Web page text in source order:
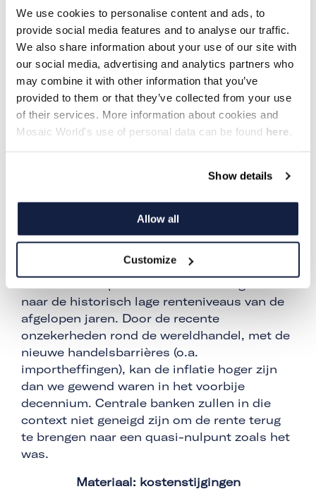
We use cookies to personalise content and ads, to
provide social media features and to analyse our traffic.
We also share information about your use of our site with
our social media, advertising and analytics partners who
may combine it with other information that you’ve
provided to them or that they’ve collected from your use
of their services. More information about cookies and
Mosaic World's use of personal data can be found here.
Show details
Allow all
Customize
2024). Om woningen te realiseren zijn vier
basiselementen nodig: kapitaal, materiaal,
mensen en vergunningen. Op elk van deze
fronten zijn er aanzienlijke uitdagingen.
Kapitaal: de realiteit van de financiële
markten
De kredietcrisis van 2008 heeft diepe sporen
financiering van bouwprojecten complex. De
rentestijgingen van de afgelopen jaren
hebben projecten duurder gemaakt en
sommige ontwikkelingen tot stilstand
Bank de rente dit najaar heeft verlaagd,
naar de historisch lage renteniveaus van de
afgelopen jaren. Door de recente
onzekerheden rond de wereldhandel, met de
nieuwe handelsbarrières (o.a.
importheffingen), kan de inflatie hoger zijn
dan we gewend waren in het voorbije
decennium. Centrale banken zullen in die
context niet geneigd zijn om de rente terug
te brengen naar een quasi-nulpunt zoals het
was.
Materiaal: kostenstijgingen